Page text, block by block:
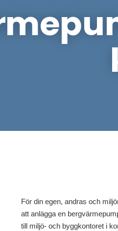
För din egen, andras och
att anlägga en
till miljö- och byggkontoret i